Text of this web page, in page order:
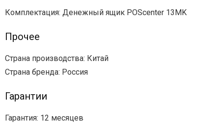
Комплектация: Денежный ящик POScenter 13MK
Прочее
Страна производства: Китай
Страна бренда: Россия
Гарантии
Гарантия: 12 месяцев